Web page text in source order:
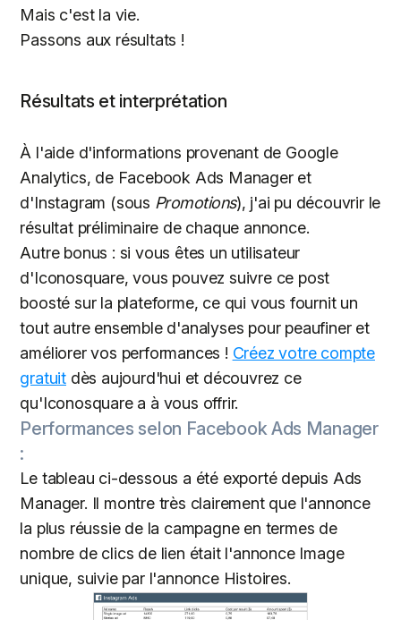
Mais c'est la vie.
Passons aux résultats !
Résultats et interprétation
À l'aide d'informations provenant de Google
Analytics, de Facebook Ads Manager et
d'Instagram (sous Promotions), j'ai pu découvrir le
résultat préliminaire de chaque annonce.
Autre bonus : si vous êtes un utilisateur
d'Iconosquare, vous pouvez suivre ce post
boosté sur la plateforme, ce qui vous fournit un
tout autre ensemble d'analyses pour peaufiner et
améliorer vos performances ! Créez votre compte
gratuit dès aujourd'hui et découvrez ce
qu'Iconosquare a à vous offrir.
Performances selon Facebook Ads Manager
:
Le tableau ci-dessous a été exporté depuis Ads
Manager. Il montre très clairement que l'annonce
la plus réussie de la campagne en termes de
nombre de clics de lien était l'annonce Image
unique, suivie par l'annonce Histoires.